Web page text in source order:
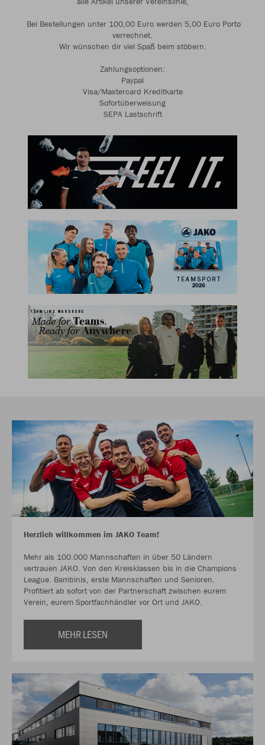
Bei Bestellungen unter 100,00 Euro werden 5,00 Euro Porto
verrechnet.
Wir wünschen dir viel Spaß beim stöbern.
Zahlungsoptionen:
Paypal
Visa/Mastercard Kreditkarte
Sofortüberweisung
SEPA Lastschrift
Herzlich willkommen im JAKO Team!
Mehr als 100.000 Mannschaften in über 50 Ländern
vertrauen JAKO. Von den Kreisklassen bis in die Champions
League. Bambinis, erste Mannschaften und Senioren.
Profitiert ab sofort von der Partnerschaft zwischen eurem
Verein, eurem Sportfachhändler vor Ort und JAKO.
MEHR LESEN